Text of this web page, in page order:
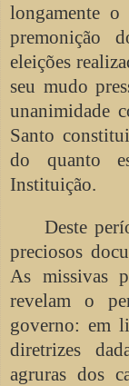
longamente
premonição
eleições
seu mudo
unanimidade
Santo
do quanto
Instituição.
Deste
preciosos
As missivas
revelam o
governo: em
diretrizes
agruras dos